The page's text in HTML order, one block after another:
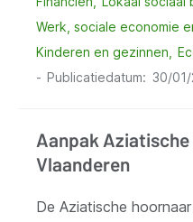
Werk, sociale economie
Kinderen en gezinnen
Publicatiedatum
30/
Aanpak
Vlaanderen
De Aziatische